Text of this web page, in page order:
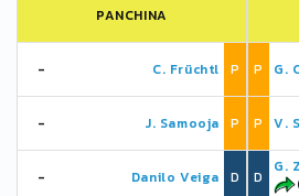
PANCHINA
- C. Früchtl P
- J. Samooja P
- Danilo Veiga D
P G.
P V.
D
G.